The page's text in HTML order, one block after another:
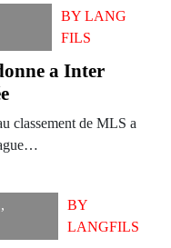
BYLANG
FILS
a Inter
classement de MLS a
,
BY
LANGFILS